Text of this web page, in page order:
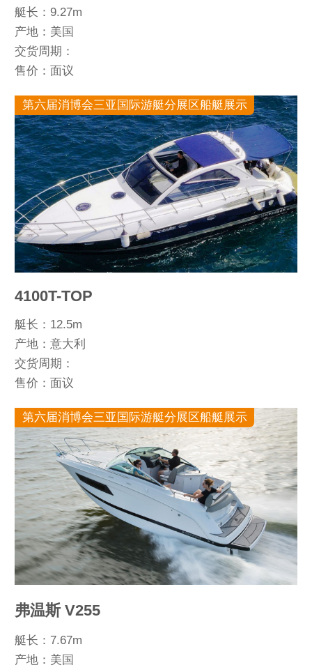
艇长：9.27m
产地：美国
交货周期：
售价：面议
第六届消博会三亚国际游艇分展区船艇展示
4100T-TOP
艇长：12.5m
产地：意大利
交货周期：
售价：面议
第六届消博会三亚国际游艇分展区船艇展示
弗温斯 V255
艇长：7.67m
产地：美国